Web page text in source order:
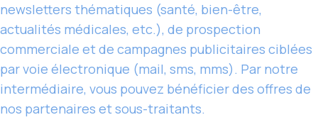
newsletters thématiques (santé, bien-être,
actualités médicales, etc.), de prospection
commerciale et de campagnes publicitaires ciblées
par voie électronique (mail, sms, mms). Par notre
intermédiaire, vous pouvez bénéficier des offres de
nos partenaires et sous-traitants.